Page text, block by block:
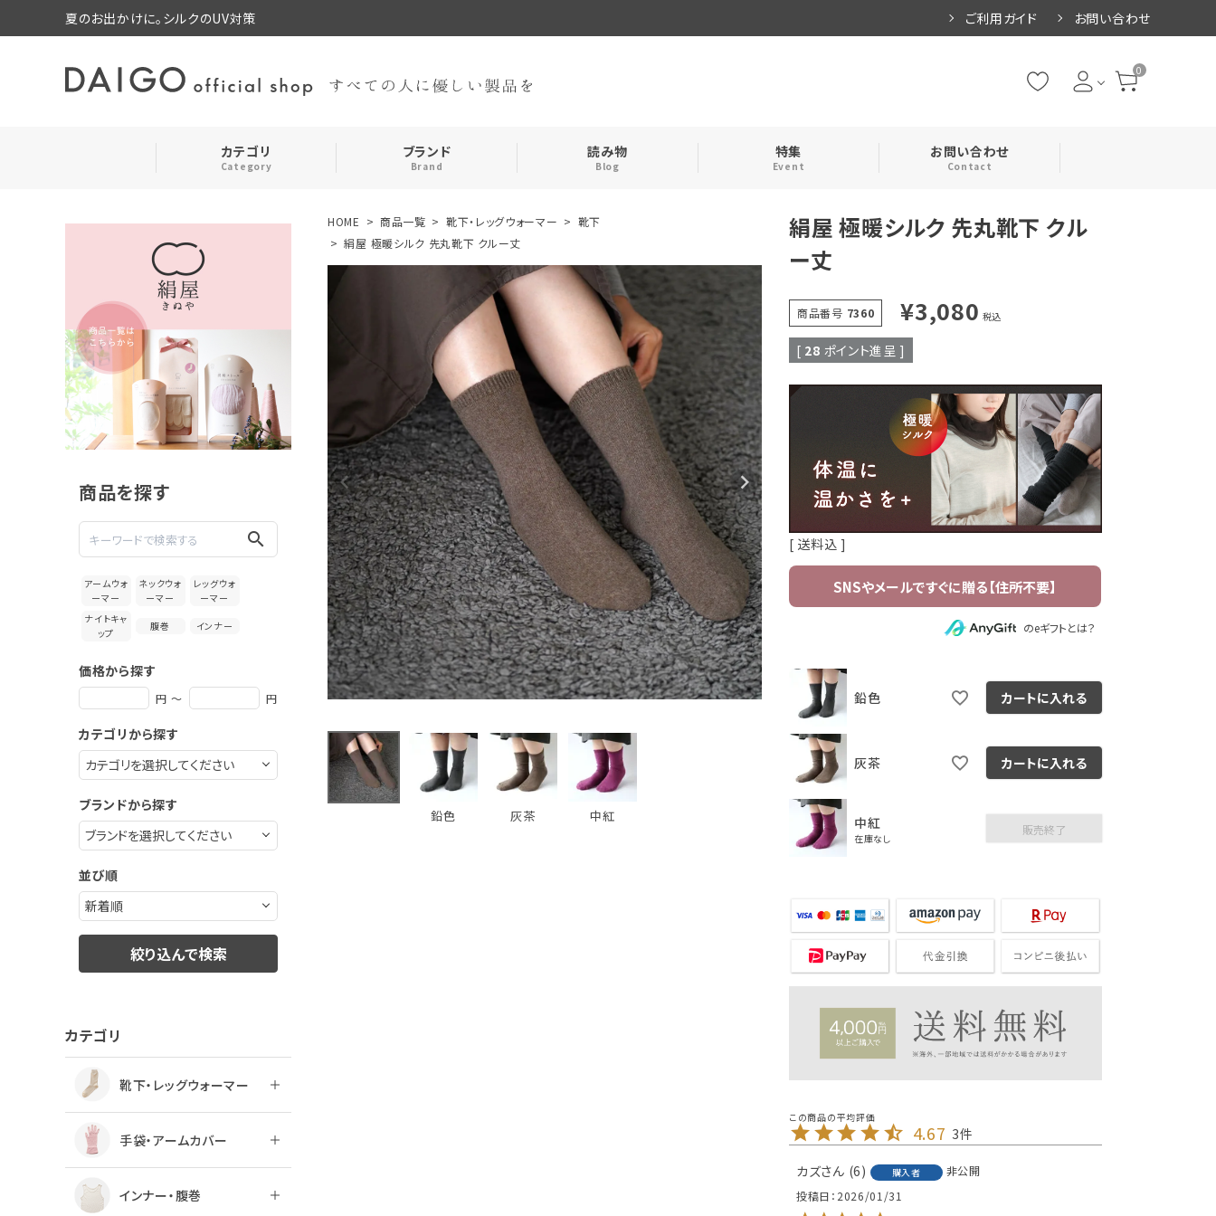
夏のお出かけに。シルクのUV対策 ご利用ガイド お問い合わせ
0
カテゴリ
Category
靴下・レッグウォーマー 手袋・アームカバー インナー・腹巻
おやすみアイテム
コスメ・その他 メンズ
食品
ブランド
Brand
読み物
Blog
特集
Event
お問い合わせ
Contact
search
カテゴリーから探す
商品を探す
search
アームウォ
ーマー
ネックウォ
ーマー
レッグウォ
ーマー
ナイトキャ
ップ
腹巻 インナー
価格から探す
円 ～ 円
カテゴリから探す
ブランドから探す
並び順
絞り込んで検索
カテゴリ
靴下・レッグウォーマー
手袋・アームカバー
インナー・腹巻
HOME 商品一覧 靴下・レッグウォーマー
靴下
絹屋 極暖シルク 先丸靴下 クルー丈
鉛色
鉛色 灰茶 中紅
絹屋 極暖シルク 先丸靴下 クル
ー丈
商品番号 7360 ¥3,080 税込
[ 28 ポイント進呈 ]
送料込
のeギフトとは？
鉛色 カートに入れる
灰茶 カートに入れる
中紅
在庫なし
販売終了
4.67 3
カズ 6 購入者
非公開
投稿日 2026/01/31